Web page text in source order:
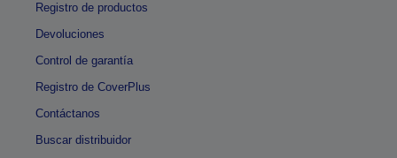
Registro de productos
Devoluciones
Control de garantía
Registro de CoverPlus
Contáctanos
Buscar distribuidor